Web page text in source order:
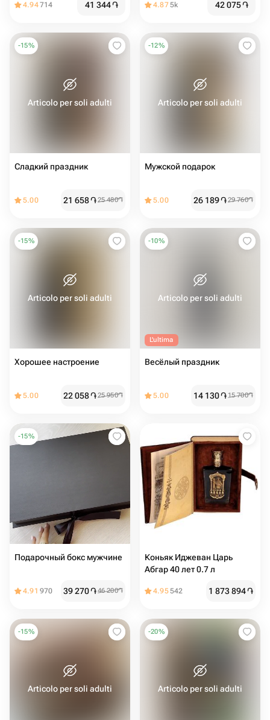
4.94714 41 344֏ 4.875k 42 075֏
-15%
Articolo per soli adulti
Сладкий праздник
5.00 21 658֏25 480֏
-12%
Articolo per soli adulti
Мужской подарок
5.00 26 189֏29 760֏
-15%
Articolo per soli adulti
Хорошее настроение
5.00 22 058֏25 950֏
-10%
L'ultima
Articolo per soli adulti
Весёлый праздник
5.00 14 130֏15 700֏
-15%
Подарочный бокс мужчине
4.91 970 39 270֏46 200֏
Коньяк Иджеван Царь
Абгар 40 лет 0.7 л
4.95542 1 873 894֏
-15%
Articolo per soli adulti
-20%
Articolo per soli adulti